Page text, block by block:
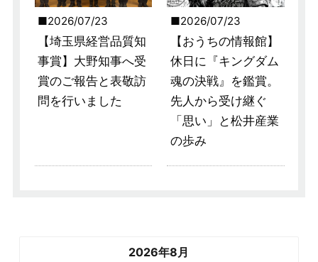
2026/07/23
【埼玉県経営品質知
事賞】大野知事へ受
賞のご報告と表敬訪
問を行いました
2026/07/23
【おうちの情報館】
休日に『キングダム
魂の決戦』を鑑賞。
先人から受け継ぐ
「思い」と松井産業
の歩み
2026年8月